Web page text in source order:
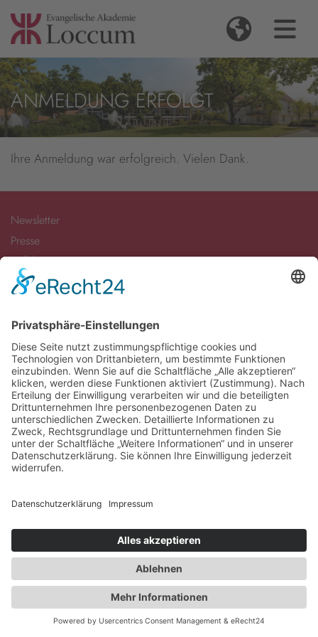
ANMELDUNG ERFOLGT
Ihre Anmeldung war erfolgreich. Vielen Dank.
Newsletter
Presse
Anfahrt
Partner
Allgemeine Geschäftsbedingungen
Datenschutz
Impressum